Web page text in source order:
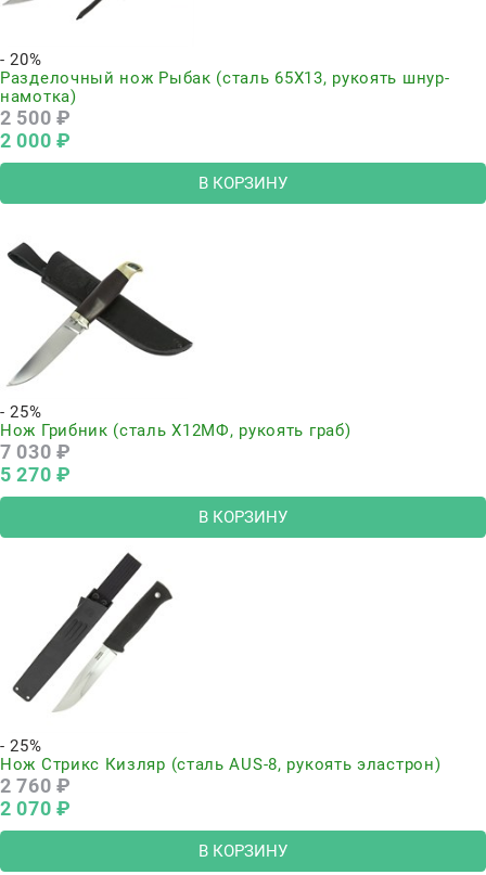
- 20%
Разделочный нож Рыбак (сталь 65Х13, рукоять шнур-
намотка)
2 500 ₽
2 000 ₽
В КОРЗИНУ
- 25%
Нож Грибник (сталь Х12МФ, рукоять граб)
7 030 ₽
5 270 ₽
В КОРЗИНУ
- 25%
Нож Стрикс Кизляр (сталь AUS-8, рукоять эластрон)
2 760 ₽
2 070 ₽
В КОРЗИНУ